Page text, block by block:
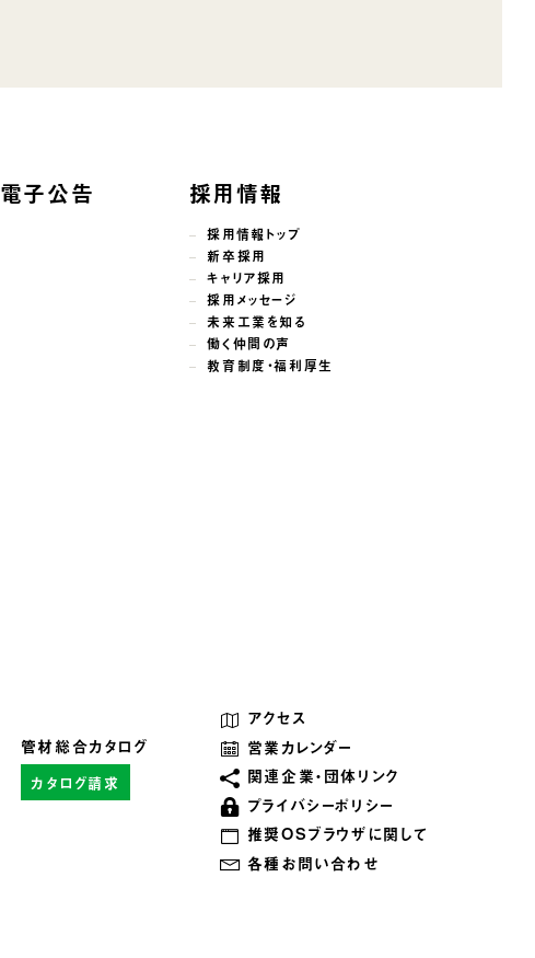
電子公告 採用情報
採用情報トップ
新卒採用
キャリア採用
採用メッセージ
未来工業を知る
働く仲間の声
教育制度・福利厚生
管材総合カタログ
カタログ請求
アクセス
営業カレンダー
関連企業・団体リンク
プライバシーポリシー
推奨OSブラウザに関して
各種お問い合わせ